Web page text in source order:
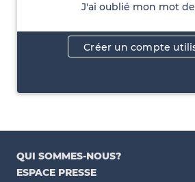
J'ai oublié mon mot de
Créer un compte
QUI SOMMES-NOUS?
ESPACE PRESSE